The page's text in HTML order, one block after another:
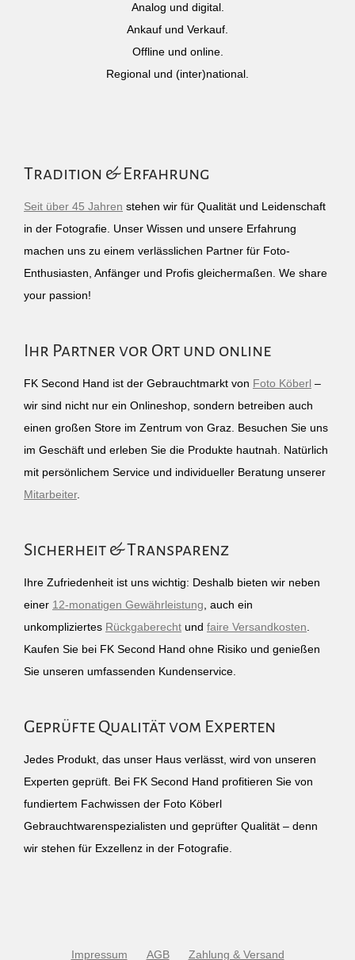
Analog und digital.
Ankauf und Verkauf.
Offline und online.
Regional und (inter)national.
Tradition & Erfahrung
Seit über 45 Jahren stehen wir für Qualität und Leidenschaft
in der Fotografie. Unser Wissen und unsere Erfahrung
machen uns zu einem verlässlichen Partner für Foto-
Enthusiasten, Anfänger und Profis gleichermaßen. We share
your passion!
Ihr Partner vor Ort und online
FK Second Hand ist der Gebrauchtmarkt von Foto Köberl –
wir sind nicht nur ein Onlineshop, sondern betreiben auch
einen großen Store im Zentrum von Graz. Besuchen Sie uns
im Geschäft und erleben Sie die Produkte hautnah. Natürlich
mit persönlichem Service und individueller Beratung unserer
Mitarbeiter.
Sicherheit & Transparenz
Ihre Zufriedenheit ist uns wichtig: Deshalb bieten wir neben
einer 12-monatigen Gewährleistung , auch ein
unkompliziertes Rückgaberecht und faire Versandkosten
Kaufen Sie bei FK Second Hand ohne Risiko und genießen
Sie unseren umfassenden Kundenservice.
Geprüfte Qualität vom Experten
Jedes Produkt, das unser Haus verlässt, wird von unseren
Experten geprüft. Bei FK Second Hand profitieren Sie von
fundiertem Fachwissen der Foto Köberl
Gebrauchtwarenspezialisten und geprüfter Qualität – denn
wir stehen für Exzellenz in der Fotografie.
Impressum AGB Zahlung & Versand